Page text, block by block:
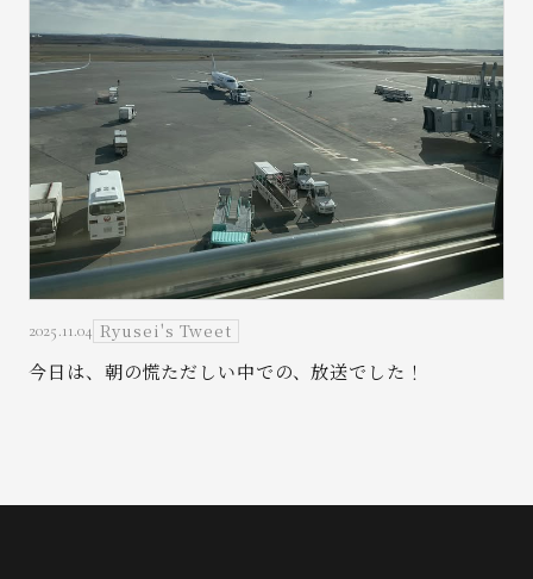
2025.11.04 Ryusei's Tweet
今日は、朝の慌ただしい中での、放送でした！